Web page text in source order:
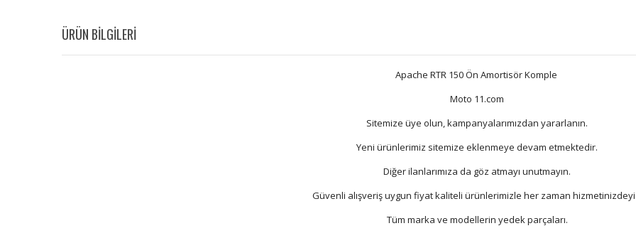
ÜRÜN BİLGİLERİ
Apache RTR 150 Ön Amortisör Komple
Moto 11.com
Sitemize üye olun, kampanyalarımızdan yararlanın.
Yeni ürünlerimiz sitemize eklenmeye devam etmektedir.
Diğer ilanlarımıza da göz atmayı unutmayın.
Güvenli alışveriş uygun fiyat kaliteli ürünlerimizle her zaman
Tüm marka ve modellerin yedek parçaları.